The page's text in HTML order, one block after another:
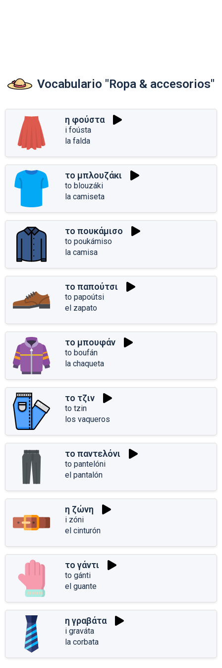
Vocabulario "Ropa & accesorios"
η φούστα
i foústa
la falda
το μπλουζάκι
to blouzáki
la camiseta
το πουκάμισο
to poukámiso
la camisa
το παπούτσι
to papoútsi
el zapato
το μπουφάν
to boufán
la chaqueta
το τζιν
to tzin
los vaqueros
το παντελόνι
to pantelóni
el pantalón
η ζώνη
i zóni
el cinturón
το γάντι
to gánti
el guante
η γραβάτα
i graváta
la corbata